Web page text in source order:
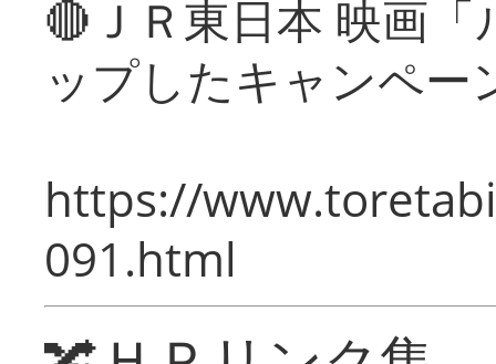
🔴ＪＲ東日本 映画
ップしたキャンペー
https://
091.html